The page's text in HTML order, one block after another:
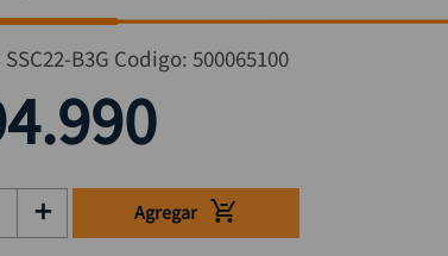
SSC22-B3G Codigo: 500065100
.990
＋ Agregar